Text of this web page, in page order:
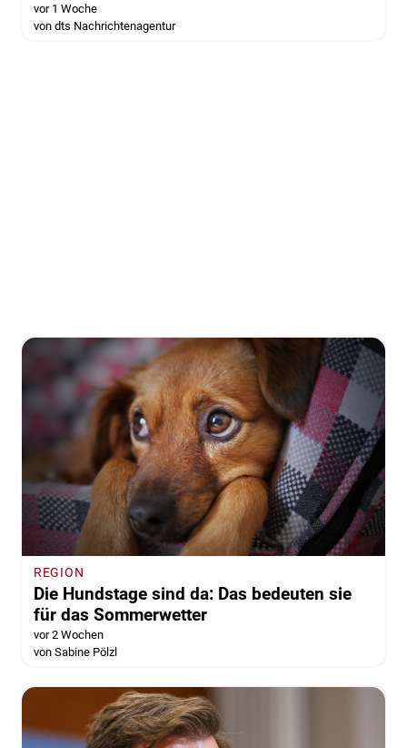
vor 1 Woche
von dts Nachrichtenagentur
REGION
Die Hundstage sind da: Das bedeuten sie
für das Sommerwetter
vor 2 Wochen
von Sabine Pölzl